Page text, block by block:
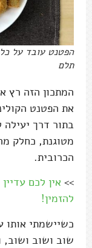
הפטנט עובד על
תלם
המתכון הזה רץ
את הפטנט
בתור דרך יעילה
מטוגנת, כחלק
הכרובית.
>> אין לכם
להזמין!
כשיישמתי אותו
שוב ושוב ושוב,